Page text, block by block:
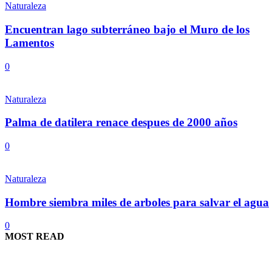
Naturaleza
Encuentran lago subterráneo bajo el Muro de los
Lamentos
0
Naturaleza
Palma de datilera renace despues de 2000 años
0
Naturaleza
Hombre siembra miles de arboles para salvar el agua
0
MOST READ